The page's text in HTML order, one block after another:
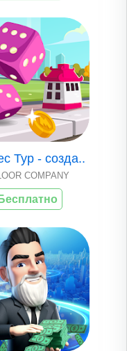
Тур - созда..
COMPANY
Бесплатно